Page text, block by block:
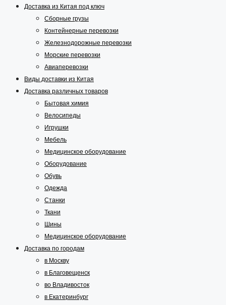
Доставка из Китая под ключ
Сборные грузы
Контейнерные перевозки
Железнодорожные перевозки
Морские перевозки
Авиаперевозки
Виды доставки из Китая
Доставка различных товаров
Бытовая химия
Велосипеды
Игрушки
Мебель
Медицинское оборудование
Оборудование
Обувь
Одежда
Станки
Ткани
Шины
Медицинское оборудование
Доставка по городам
в Москву
в Благовещенск
во Владивосток
в Екатеринбург